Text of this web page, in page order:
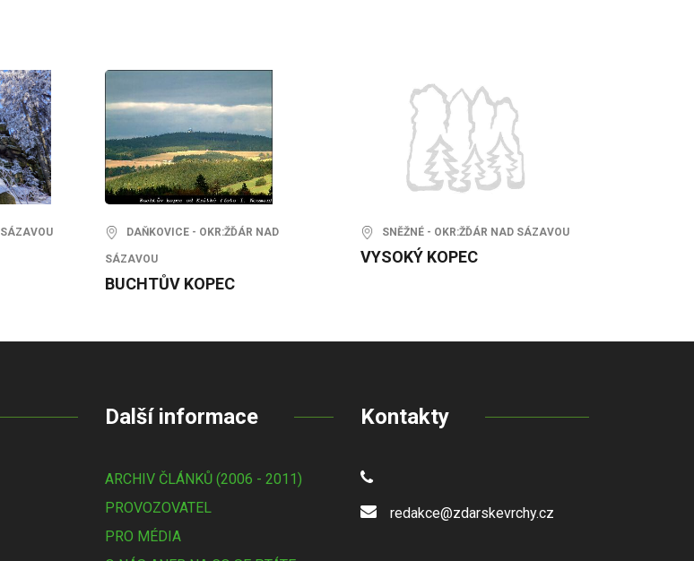
DAŇKOVICE - OKR:ŽĎÁR NAD
SÁZAVOU
BUCHTŮV KOPEC
SNĚŽNÉ - OKR:ŽĎÁR NAD SÁZAVOU
VYSOKÝ KOPEC
Další informace
ARCHIV ČLÁNKŮ (2006 - 2011)
PROVOZOVATEL
PRO MÉDIA
Kontakty
redakce@zdarskevrchy.cz